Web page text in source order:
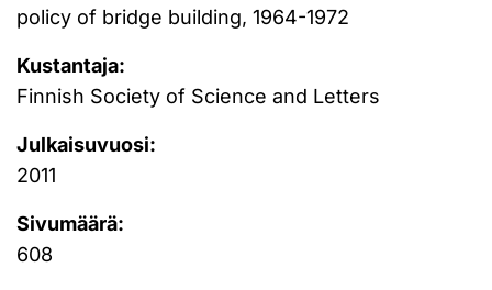
policy of bridge building, 1964-1972
Kustantaja:
Finnish Society of Science and Letters
Julkaisuvuosi:
2011
Sivumäärä:
608